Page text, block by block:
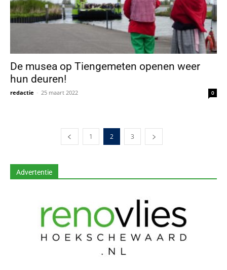
De musea op Tiengemeten openen weer
hun deuren!
redactie - 25 maart 2022 0
1 2 3
Advertentie